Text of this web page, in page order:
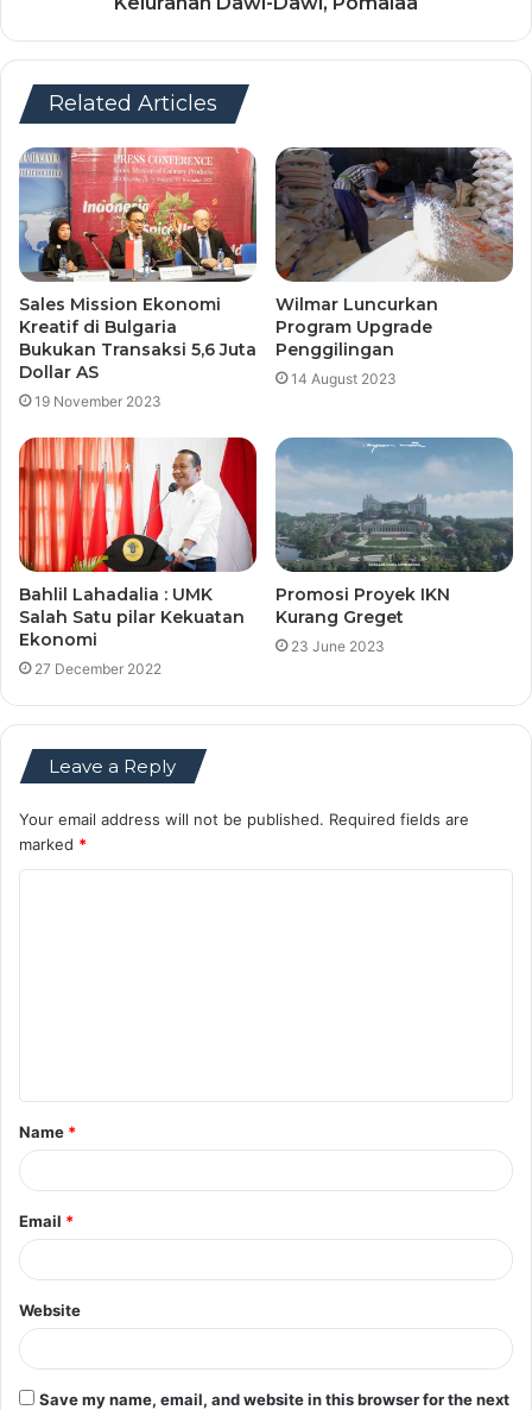
Related Articles
Sales Mission Ekonomi
Kreatif di Bulgaria
Bukukan Transaksi 5,6 Juta
Dollar AS
19 November 2023
Wilmar Luncurkan
Program Upgrade
Penggilingan
14 August 2023
Bahlil Lahadalia : UMK
Salah Satu pilar Kekuatan
Ekonomi
27 December 2022
Promosi Proyek IKN
Kurang Greget
23 June 2023
Leave a Reply
Your email address will not be published. Required fields are
marked *
t
*
Name *
Email *
Website
Save my name, email, and website in this browser for the next